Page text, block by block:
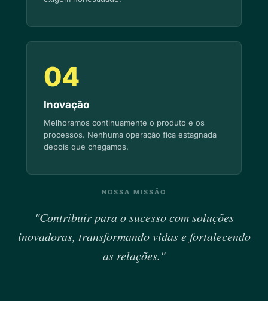
04
Inovação
Melhoramos continuamente o produto e os
processos. Nenhuma operação fica estagnada
depois que chegamos.
NOSSA MISSÃO
"Contribuir para o sucesso com soluções
inovadoras, transformando vidas e fortalecendo
as relações."